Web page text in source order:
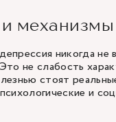
механизмы
никогда не
не слабость
стоят
и